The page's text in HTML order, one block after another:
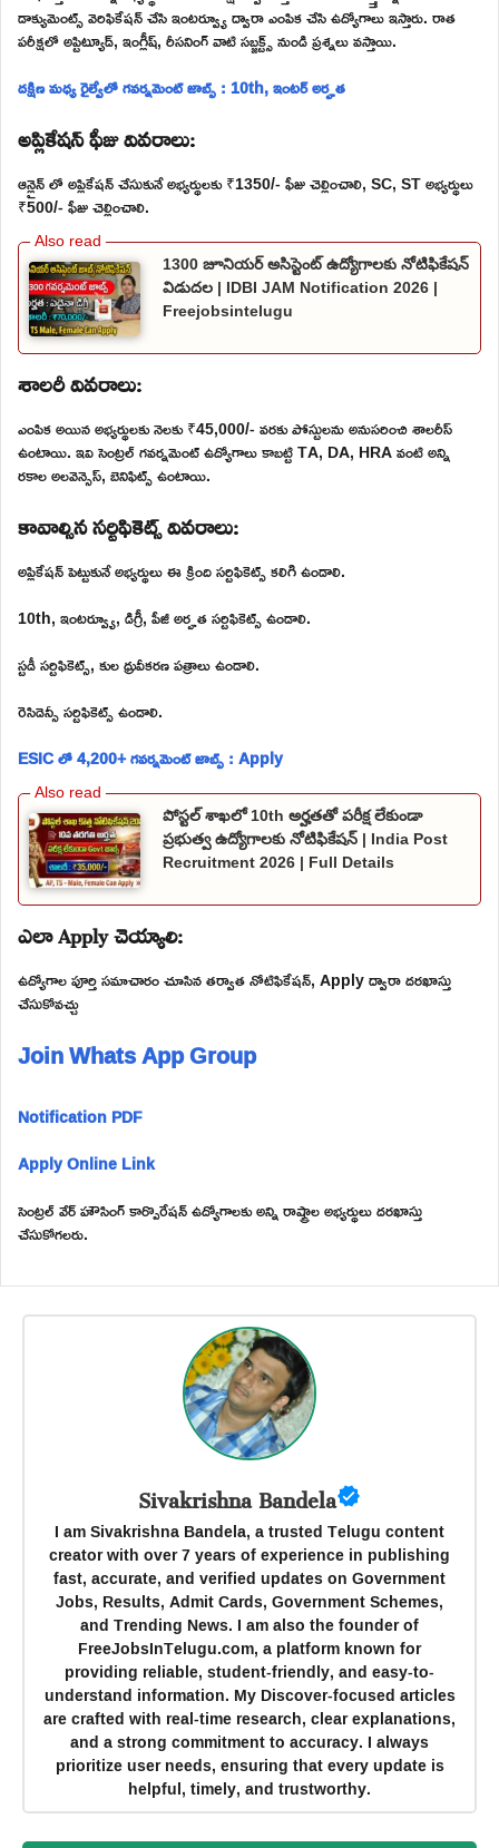
డాక్యుమెంట్స్ వెరిఫికేషన్ చేసి ఇంటర్వ్యూ ద్వారా ఎంపిక చేసి ఉద్యోగాలు ఇస్తారు. రాత
పరీక్షలో అప్టిట్యూడ్, ఇంగ్లీష్, రీసనింగ్ వాటి సబ్జక్ట్స్ నుండి ప్రశ్నలు వస్తాయి.
దక్షిణ మధ్య రైల్వేలో గవర్నమెంట్ జాబ్స్ : 10th, ఇంటర్ అర్హత
అప్లికేషన్ ఫీజు వివరాలు:
ఆన్లైన్ లో అప్లికేషన్ చేసుకునే అభ్యర్థులకు ₹1350/- ఫీజు చెల్లించాలి, SC, ST అభ్యర్థులు
₹500/- ఫీజు చెల్లించాలి.
1300 జూనియర్ అసిస్టెంట్ ఉద్యోగాలకు నోటిఫికేషన్
విడుదల | IDBI JAM Notification 2026 |
Freejobsintelugu
శాలరీ వివరాలు:
ఎంపిక అయిన అభ్యర్థులకు నెలకు ₹45,000/- వరకు పోస్టులను అనుసరించి శాలరీస్
ఉంటాయి. ఇవి సెంట్రల్ గవర్నమెంట్ ఉద్యోగాలు కాబట్టి TA, DA, HRA వంటి అన్ని
రకాల అలవెన్సెస్, బెనిఫిట్స్ ఉంటాయి.
కావాల్సిన సర్టిఫికెట్స్ వివరాలు:
అప్లికేషన్ పెట్టుకునే అభ్యర్థులు ఈ క్రింది సర్టిఫికెట్స్ కలిగి ఉండాలి.
10th, ఇంటర్వ్యూ, డిగ్రీ, పీజీ అర్హత సర్టిఫికెట్స్ ఉండాలి.
స్టడీ సర్టిఫికెట్స్, కుల ధ్రువీకరణ పత్రాలు ఉండాలి.
రెసిడెన్సీ సర్టిఫికెట్స్ ఉండాలి.
ESIC లో 4,200+ గవర్నమెంట్ జాబ్స్ : Apply
పోస్టల్ శాఖలో 10th అర్హతతో పరీక్ష లేకుండా
ప్రభుత్వ ఉద్యోగాలకు నోటిఫికేషన్ | India Post
Recruitment 2026 | Full Details
ఎలా Apply చెయ్యాలి:
ఉద్యోగాల పూర్తి సమాచారం చూసిన తర్వాత నోటిఫికేషన్, Apply ద్వారా దరఖాస్తు
చేసుకోవచ్చు
Join Whats App Group
Notification PDF
Apply Online Link
సెంట్రల్ వేర్ హౌసింగ్ కార్పొరేషన్ ఉద్యోగాలకు అన్ని రాష్ట్రాల అభ్యర్థులు దరఖాస్తు
చేసుకోగలరు.
Sivakrishna Bandela
I am Sivakrishna Bandela, a trusted Telugu content
creator with over 7 years of experience in publishing
fast, accurate, and verified updates on Government
Jobs, Results, Admit Cards, Government Schemes,
and Trending News. I am also the founder of
FreeJobsInTelugu.com, a platform known for
providing reliable, student-friendly, and easy-to-
understand information. My Discover-focused articles
are crafted with real-time research, clear explanations,
and a strong commitment to accuracy. I always
prioritize user needs, ensuring that every update is
helpful, timely, and trustworthy.